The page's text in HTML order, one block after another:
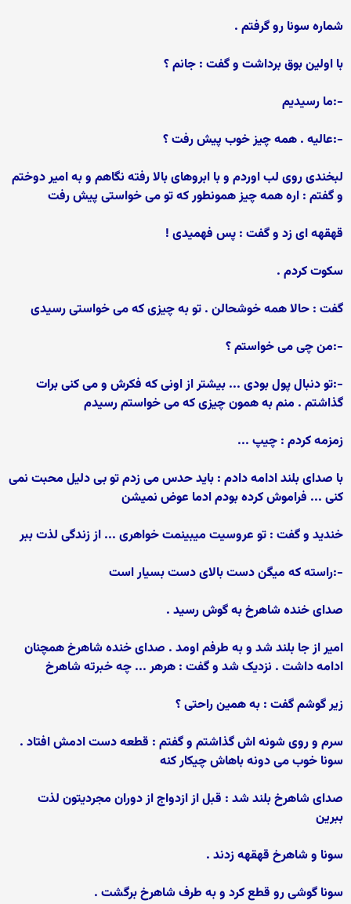
شماره سونا رو گرفتم .
با اولین بوق برداشت و گفت : جانم ؟
-:ما رسیدیم
-:عالیه . همه چیز خوب پیش رفت ؟
لبخندی روی لب اوردم و با ابروهای بالا رفته نگاهم و به امیر دوختم
و گفتم : اره همه چیز همونطور که تو می خواستی پیش رفت
قهقهه ای زد و گفت : پس فهمیدی !
سکوت کردم .
گفت : حالا همه خوشحالن . تو به چیزی که می خواستی رسیدی
-:من چی می خواستم ؟
-:تو دنبال پول بودی ... بیشتر از اونی که فکرش و می کنی برات
گذاشتم . منم به همون چیزی که می خواستم رسیدم
زمزمه کردم : چیپ ...
با صدای بلند ادامه دادم : باید حدس می زدم تو بی دلیل محبت نمی
کنی ... فراموش کرده بودم ادما عوض نمیشن
خندید و گفت : تو عروسیت میبینمت خواهری ... از زندگی لذت ببر
-:راسته که میگن دست بالای دست بسیار است
صدای خنده شاهرخ به گوش رسید .
امیر از جا بلند شد و به طرفم اومد . صدای خنده شاهرخ همچنان
ادامه داشت . نزدیک شد و گفت : هرهر ... چه خبرته شاهرخ
زیر گوشم گفت : به همین راحتی ؟
سرم و روی شونه اش گذاشتم و گفتم : قطعه دست ادمش افتاد .
سونا خوب می دونه باهاش چیکار کنه
صدای شاهرخ بلند شد : قبل از ازدواج از دوران مجردیتون لذت
ببرین
سونا و شاهرخ قهقهه زدند .
سونا گوشی رو قطع کرد و به طرف شاهرخ برگشت .